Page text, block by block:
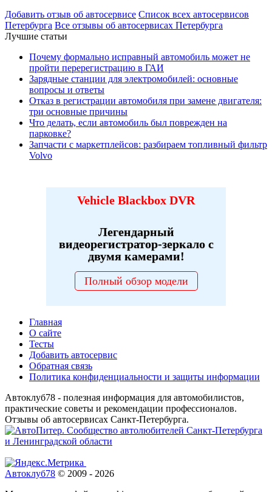
Добавить отзыв об автосервисе Список всех автосервисов
Петербурга Все отзывы об автосервисах Петербурга
Лучшие статьи
Почему формально исправный автомобиль может не
пройти перерегистрацию в ГАИ
Зарядные станции для электромобилей: основные
вопросы и ответы
Отказ в регистрации автомобиля при замене двигателя:
три основные причины
Что делать, если автомобиль был поврежден на
парковке?
Запчасти с маркетплейсов: разбираем топливный фильтр
Volvo
Vehicle Blackbox DVR
Легендарный
видеорегистратор-зеркало с
двумя камерами!
Полный обзор модели
Главная
О сайте
Тесты
Добавить автосервис
Обратная связь
Политика конфиденциальности и защиты информации
Автоклуб78 - полезная информация для автомобилистов,
практические советы и рекомендации профессионалов.
Отзывы об автосервисах Санкт-Петербурга.
Автоклуб78 © 2009 - 2026